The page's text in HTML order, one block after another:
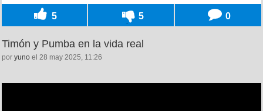
5 5 0
Timón y Pumba en la vida real
por yuno el 28 may 2025, 11:26